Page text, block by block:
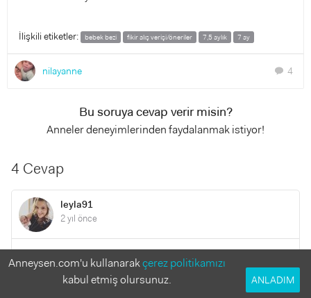
İlişkili etiketler: bebek bezi fikir alış verişi/öneriler 7,5 aylık 7 ay
nilayanne chat 4
Bu soruya cevap verir misin?
Anneler deneyimlerinden faydalanmak istiyor!
4 Cevap
leyla91
2 yıl önce
Evet diğer bezlere göre temiz içerikli içinde parfümde bok
böylece bebeğin hassas olan cildini irite etmiyor pişiğe yol
açmıyor. Sürekli yara olmaya müsait cildi olan bebekler için
Anneysen.com'u kullanarakçerez politikamızı
kabul etmiş olursunuz.
ANLADIM